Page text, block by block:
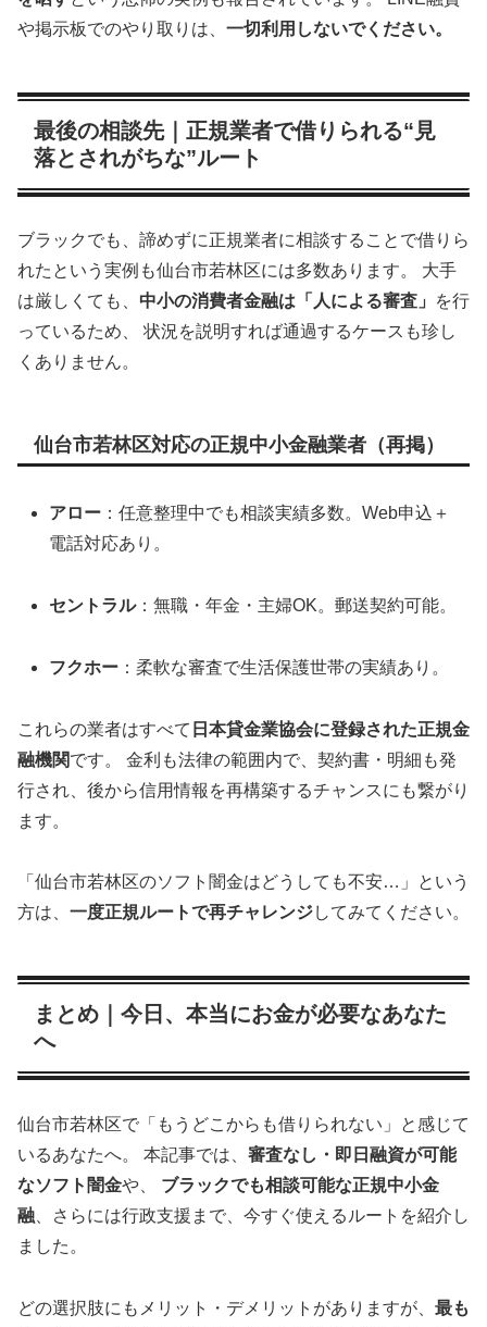
や掲示板でのやり取りは、 一切利用しないでください。
最後の相談先｜正規業者で借りられる“見
落とされがちな”ルート
ブラックでも、諦めずに正規業者に相談することで借りら
れたという実例も仙台市若林区には多数あります。 大手
は厳しくても、 中小の消費者金融は「人による審査」
を行
っているため、 状況を説明すれば通過するケースも珍し
くありません。
仙台市若林区対応の正規中小金融業者（再掲）
アロー ：任意整理中でも相談実績多数。Web申込＋
電話対応あり。
セントラル：無職・年金・主婦OK。郵送契約可能。
フクホー ：柔軟な審査で生活保護世帯の実績あり。
これらの業者はすべて 日本貸金業協会に登録された正規金
融機関です。 金利も法律の範囲内で、契約書・明細も発
行され、後から信用情報を再構築するチャンスにも繋がり
ます。
「仙台市若林区のソフト闇金はどうしても不安…」という
方は、 一度正規ルートで再チャレンジしてみてください。
まとめ｜今日、本当にお金が必要なあなた
へ
仙台市若林区で「もうどこからも借りられない」と感じて
いるあなたへ。 本記事では、 審査なし・即日融資が可能
なソフト闇金や、 ブラックでも相談可能な正規中小金
融 、さらには行政支援まで、今すぐ使えるルートを紹介し
ました。
どの選択肢にもメリット・デメリットがありますが、 最も